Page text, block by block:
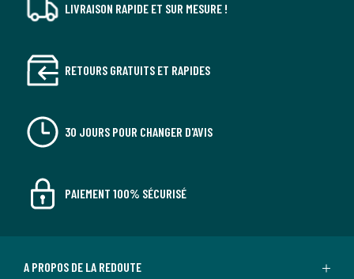
LIVRAISON RAPIDE ET SUR MESURE !
RETOURS GRATUITS ET RAPIDES
30 JOURS POUR CHANGER D'AVIS
PAIEMENT 100% SÉCURISÉ
A PROPOS DE LA REDOUTE